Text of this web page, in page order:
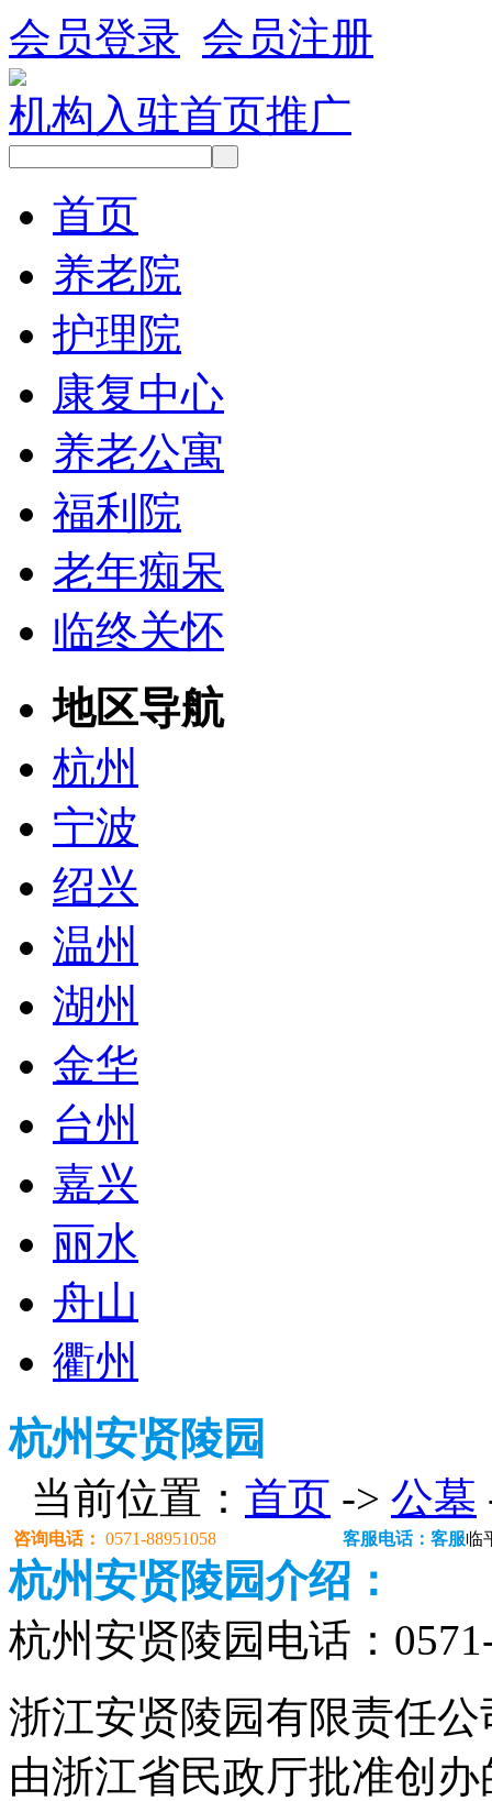
会员登录 会员注册
机构入驻首页推广
首页
养老院
护理院
康复中心
养老公寓
福利院
老年痴呆
临终关怀
地区导航
杭州
宁波
绍兴
温州
湖州
金华
台州
嘉兴
丽水
舟山
衢州
杭州安贤陵园
当前位置： 首页 -> 公墓
咨询电话： 0571-88951058 客服电话：客服临
杭州安贤陵园介绍：
杭州安贤陵园电话：
浙江安贤陵园有限责任
由浙江省民政厅批准创